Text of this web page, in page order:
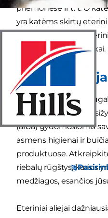
priemonėse ir t. t. O
yra katėms skirtų
katėms tinkančių
žinoti kačių šeimininkai.
Eteriniai
Eteriniai aliejai – tai
ladano, ekstraktai,
(arba) gydomosiomis
asmens higienai ir
produktuose.
riebalų rūgštys, kurios
medžiagos, esančios
Eteriniai aliejai